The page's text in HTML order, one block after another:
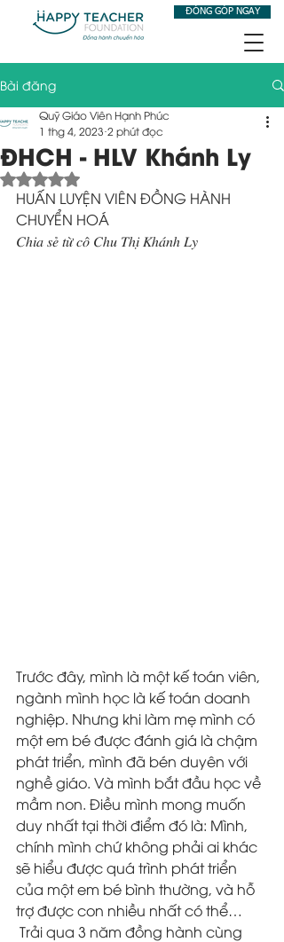
ĐÓNG GÓP NGAY
Bài đăng
ĐHCH - HLV Khánh Ly
Quỹ Giáo Viên Hạnh Phúc
1 thg 4, 2023 2 phút đọc
Đã xếp hạng NaN/5 sao.
HUẤN LUYỆN VIÊN ĐỒNG HÀNH
CHUYỂN HOÁ
𝐶ℎ𝑖𝑎 𝑠𝑒̉ 𝑡𝑢̛̀ 𝑐𝑜̂ 𝐶ℎ𝑢 𝑇ℎ𝑖̣ 𝐾ℎ𝑎́𝑛ℎ 𝐿𝑦
Trước đây, mình là một kế toán viên,
ngành mình học là kế toán doanh
nghiệp. Nhưng khi làm mẹ mình có
một em bé được đánh giá là chậm
phát triển, mình đã bén duyên với
nghề giáo. Và mình bắt đầu học về
mầm non. Điều mình mong muốn
duy nhất tại thời điểm đó là: Mình,
chính mình chứ không phải ai khác
sẽ hiểu được quá trình phát triển
của một em bé bình thường, và hỗ
trợ được con nhiều nhất có thể…